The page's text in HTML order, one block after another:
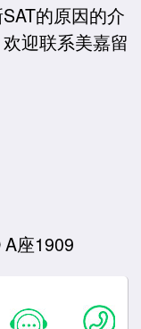
的原因的介
迎联系美嘉留
座1909